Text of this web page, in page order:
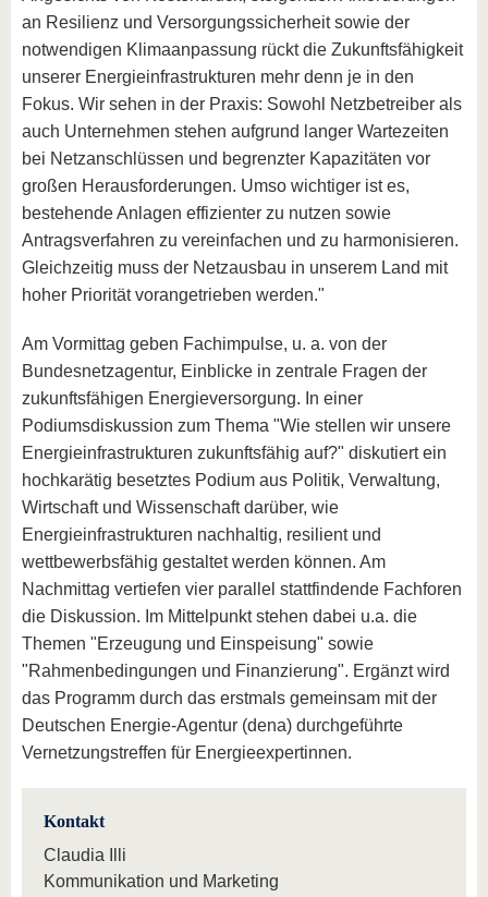
an Resilienz und Versorgungssicherheit sowie der
notwendigen Klimaanpassung rückt die Zukunftsfähigkeit
unserer Energieinfrastrukturen mehr denn je in den
Fokus. Wir sehen in der Praxis: Sowohl Netzbetreiber als
auch Unternehmen stehen aufgrund langer Wartezeiten
bei Netzanschlüssen und begrenzter Kapazitäten vor
großen Herausforderungen. Umso wichtiger ist es,
bestehende Anlagen effizienter zu nutzen sowie
Antragsverfahren zu vereinfachen und zu harmonisieren.
Gleichzeitig muss der Netzausbau in unserem Land mit
hoher Priorität vorangetrieben werden."
Am Vormittag geben Fachimpulse, u. a. von der
Bundesnetzagentur, Einblicke in zentrale Fragen der
zukunftsfähigen Energieversorgung. In einer
Podiumsdiskussion zum Thema "Wie stellen wir unsere
Energieinfrastrukturen zukunftsfähig auf?" diskutiert ein
hochkarätig besetztes Podium aus Politik, Verwaltung,
Wirtschaft und Wissenschaft darüber, wie
Energieinfrastrukturen nachhaltig, resilient und
wettbewerbsfähig gestaltet werden können. Am
Nachmittag vertiefen vier parallel stattfindende Fachforen
die Diskussion. Im Mittelpunkt stehen dabei u.a. die
Themen "Erzeugung und Einspeisung" sowie
"Rahmenbedingungen und Finanzierung". Ergänzt wird
das Programm durch das erstmals gemeinsam mit der
Deutschen Energie-Agentur (dena) durchgeführte
Vernetzungstreffen für Energieexpertinnen.
Kontakt
Claudia Illi
Kommunikation und Marketing